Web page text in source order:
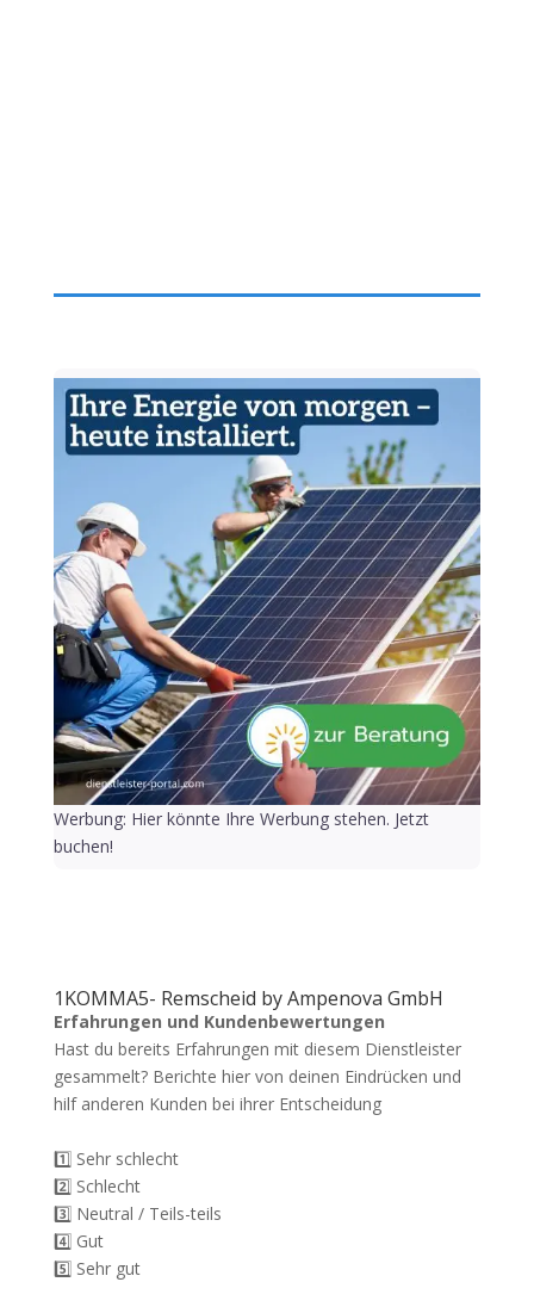
Werbung: Hier könnte Ihre Werbung stehen. Jetzt
buchen!
1KOMMA5- Remscheid by Ampenova GmbH
Erfahrungen und Kundenbewertungen
Hast du bereits Erfahrungen mit diesem Dienstleister
gesammelt? Berichte hier von deinen Eindrücken und
hilf anderen Kunden bei ihrer Entscheidung
1️⃣ Sehr schlecht
2️⃣ Schlecht
3️⃣ Neutral / Teils-teils
4️⃣ Gut
5️⃣ Sehr gut